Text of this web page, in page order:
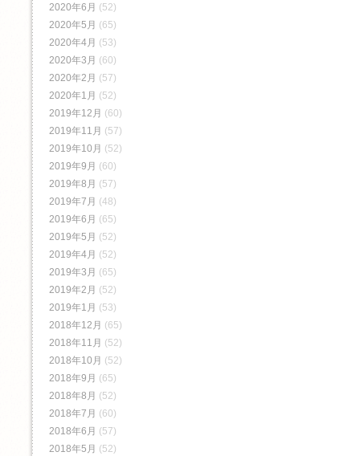
2020年6月 (52)
2020年5月 (65)
2020年4月 (53)
2020年3月 (60)
2020年2月 (57)
2020年1月 (52)
2019年12月 (60)
2019年11月 (57)
2019年10月 (52)
2019年9月 (60)
2019年8月 (57)
2019年7月 (48)
2019年6月 (65)
2019年5月 (52)
2019年4月 (52)
2019年3月 (65)
2019年2月 (52)
2019年1月 (53)
2018年12月 (65)
2018年11月 (52)
2018年10月 (52)
2018年9月 (65)
2018年8月 (52)
2018年7月 (60)
2018年6月 (57)
2018年5月 (52)